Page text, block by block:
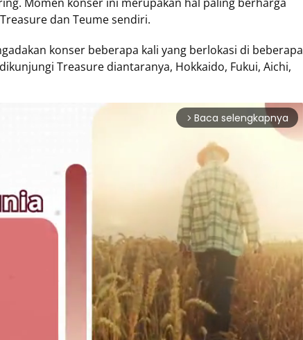
dan Teume sendiri.
konser beberapa kali yang berlokasi di beberapa
Treasure diantaranya, Hokkaido, Fukui, Aichi,
arrow_forward_ios Baca selengkapnya